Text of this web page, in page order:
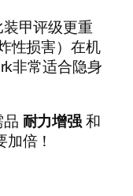
甲评级更重
性损害）在机
非常适合隐身
品 耐力增强 和
倍！